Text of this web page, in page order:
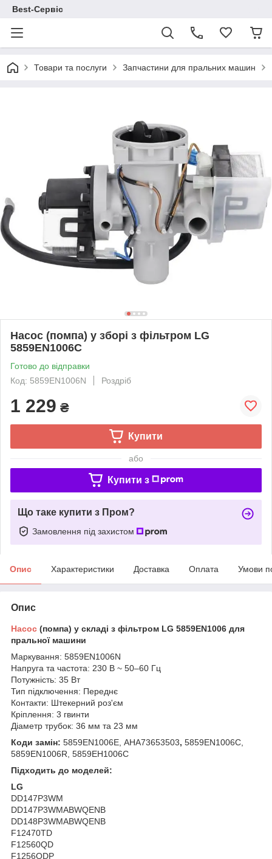
Best-Сервіс
Товари та послуги Запчастини для пральних машин
Насос (помпа) у зборі з фільтром LG
5859EN1006C
Готово до відправки
Код: 5859EN1006N
Роздріб
1 229 ₴
Купити
або
Купити з
Що таке купити з Пром?
Замовлення під захистом
Опис Характеристики Доставка Оплата Умови
Опис
Насос (помпа) у складі з фільтром LG 5859EN1006 для
пральної машини
Маркування: 5859EN1006N
Напруга та частота: 230 В ~ 50–60 Гц
Потужність: 35 Вт
Тип підключення: Переднє
Контакти: Штекерний роз'єм
Кріплення: 3 гвинти
Діаметр трубок: 36 мм та 23 мм
Коди замін: 5859EN1006E, AHA73653503, 5859EN1006C,
5859EN1006R, 5859EH1006C
Підходить до моделей:
LG
DD147P3WM
DD147P3WMABWQENB
DD148P3WMABWQENB
F12470TD
F12560QD
F1256QDP